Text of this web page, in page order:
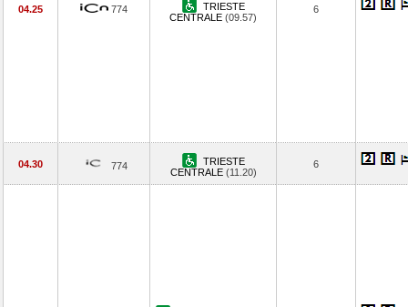
04.25 774
TRIESTE
CENTRALE (09.57)
6
04.30 774
TRIESTE
CENTRALE (11.20)
6